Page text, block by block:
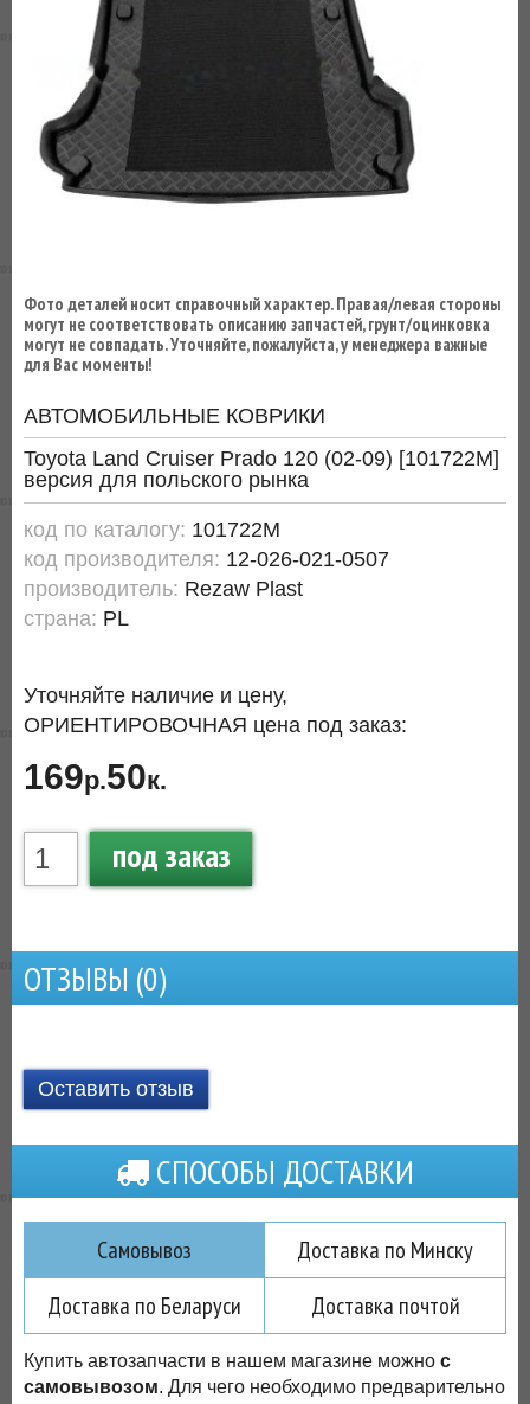
Фото деталей носит справочный характер. Правая/левая стороны
могут не соответствовать описанию запчастей, грунт/оцинковка
могут не совпадать. Уточняйте, пожалуйста, у менеджера важные
для Вас моменты!
АВТОМОБИЛЬНЫЕ КОВРИКИ
Toyota Land Cruiser Prado 120 (02-09) [101722M]
версия для польского рынка
код по каталогу: 101722M
код производителя: 12-026-021-0507
производитель: Rezaw Plast
страна: PL
Уточняйте наличие и цену,
ОРИЕНТИРОВОЧНАЯ цена под заказ:
169р.50к.
под заказ
ОТЗЫВЫ (0)
Оставить отзыв
СПОСОБЫ ДОСТАВКИ
Самовывоз
Доставка по Минску
Доставка по Беларуси
Доставка почтой
Купить автозапчасти в нашем магазине можно с
самовывозом. Для чего необходимо предварительно